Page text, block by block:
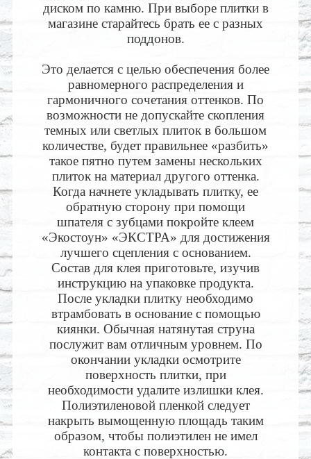
диском по камню. При выборе плитки в
магазине старайтесь брать ее с разных
поддонов.
Это делается с целью обеспечения более
равномерного распределения и
гармоничного сочетания оттенков. По
возможности не допускайте скопления
темных или светлых плиток в большом
количестве, будет правильнее «разбить»
такое пятно путем замены нескольких
плиток на материал другого оттенка.
Когда начнете укладывать плитку, ее
обратную сторону при помощи
шпателя с зубцами покройте клеем
«Экостоун» «ЭКСТРА» для достижения
лучшего сцепления с основанием.
Состав для клея приготовьте, изучив
инструкцию на упаковке продукта.
После укладки плитку необходимо
втрамбовать в основание с помощью
киянки. Обычная натянутая струна
послужит вам отличным уровнем. По
окончании укладки осмотрите
поверхность плитки, при
необходимости удалите излишки клея.
Полиэтиленовой пленкой следует
накрыть вымощенную площадь таким
образом, чтобы полиэтилен не имел
контакта с поверхностью.